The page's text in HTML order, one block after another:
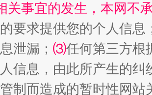
贴”乱象丛生
生
关事宜的发生，本网不
要求提供您的个人信息
泄漏； ⑶任何第三方根
信息，由此所产生的纠
制而造成的暂时性网